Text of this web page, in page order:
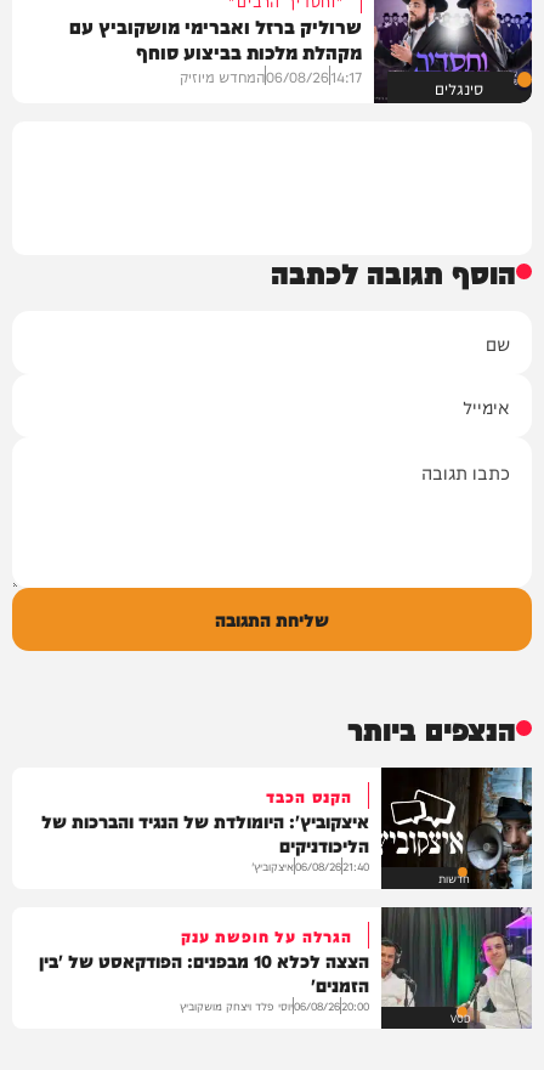
סינגלים
שרוליק ברזל ואברימי מושקוביץ עם
מקהלת מלכות בביצוע סוחף
14:17
06/08/26המחדש מיוזיק
הוסף תגובה לכתבה
שליחת התגובה
הנצפים ביותר
חדשות
הקנס הכבד
איצקוביץ': היומולדת של הנגיד והברכות של
הליכודניקים
21:40
06/08/26איצקוביץ'
VOD
הגרלה על חופשת ענק
הצצה לכלא 10 מבפנים: הפודקאסט של 'בין
הזמנים'
20:00
06/08/26יוסי פלד ויצחק מושקוביץ